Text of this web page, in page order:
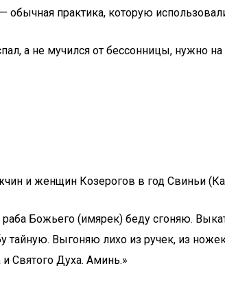
обычная практика, которую
а не мучился от бессонницы, нужно
и женщин Козерогов в год Свиньи
раба Божьего (имярек) беду сгоняю.
тайную. Выгоняю лихо из ручек, из
Святого Духа. Аминь.»